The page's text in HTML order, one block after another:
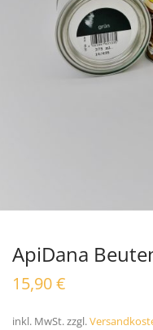
ApiDana
15,90€
inkl. MwSt.zzgl.